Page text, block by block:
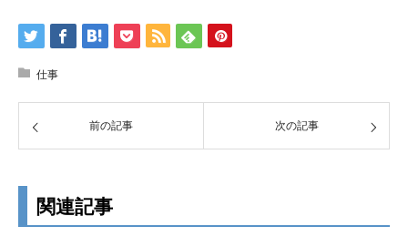
仕事
前の記事 次の記事
関連記事